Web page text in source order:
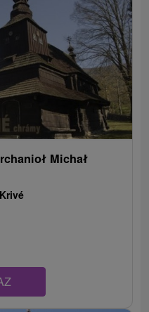
Michał